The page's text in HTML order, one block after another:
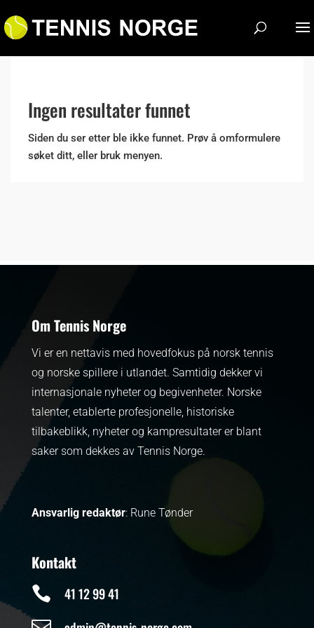
Ingen resultater funnet
Siden du ser etter ble ikke funnet. Prøv å omformulere
søket ditt, eller bruk menyen.
Om Tennis Norge
Vi er en nettavis med hovedfokus på norsk tennis
og norske spillere i utlandet. Samtidig dekker vi
internasjonale nyheter og begivenheter. Norske
talenter, etablerte profesjonelle, historiske
tilbakeblikk, nyheter og kampresultater er blant
saker som dekkes av Tennis Norge.
Ansvarlig redaktør: Rune Tønder
Kontakt
 41 12 99 41